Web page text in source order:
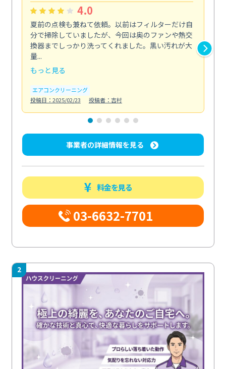
4.0
夏前の点検も兼ねて依頼。以前はフィルターだけ自
分で掃除していましたが、今回は奥のファンや熱交
換器までしっかり洗ってくれました。黒い汚れが大
量...
もっと見る
エアコンクリーニング
投稿日：2025/02/23
投稿者：吉村
事業者の詳細情報を見る
料金を見る
03-6632-7701
2